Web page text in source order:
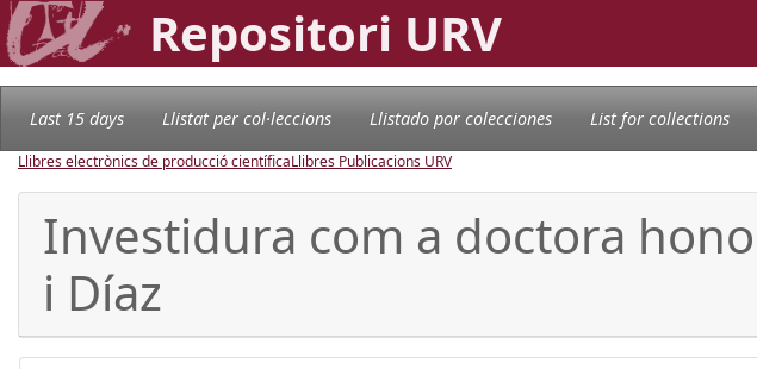
Repositori URV
Last 15 days Llistat per col·leccions Llistado por colecciones List for collections
Llibres electrònics de producció científicaLlibres Publicacions URV
Investidura com a doctora
i Díaz